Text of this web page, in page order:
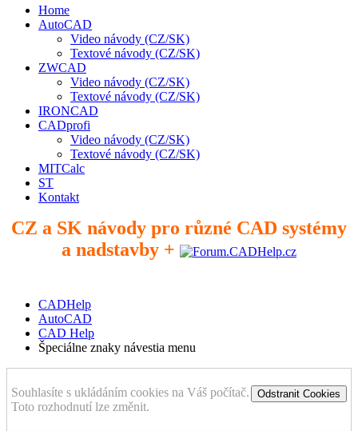
Home
AutoCAD
Video návody (CZ/SK)
Textové návody (CZ/SK)
ZWCAD
Video návody (CZ/SK)
Textové návody (CZ/SK)
IRONCAD
CADprofi
Video návody (CZ/SK)
Textové návody (CZ/SK)
MITCalc
ST
Kontakt
CZ a SK návody pro různé CAD systémy
a nadstavby +
CADHelp
AutoCAD
CAD Help
Špeciálne znaky návestia menu
Odstranit Cookies
Souhlasíte s ukládáním cookies na Váš počítač.
Toto rozhodnutí lze změnit.